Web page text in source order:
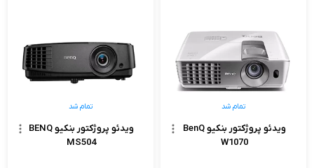
ویدئو پروژکتور بنکیو BenQ
W1070
تمام شد
ویدئو پروژکتور بنکیو BENQ
MS504
تمام شد